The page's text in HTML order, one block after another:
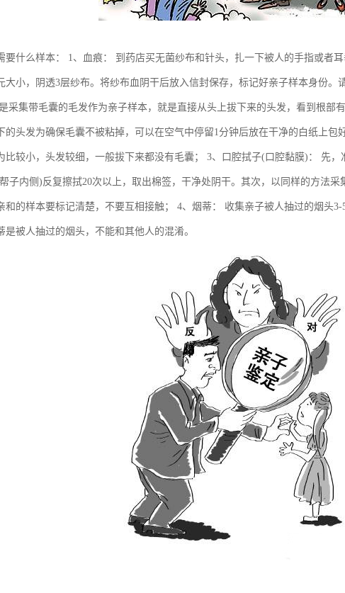
要什么样本： 1、血痕： 到药店买无菌纱布和针头，扎一下被人的手指或者
大小，阴透3层纱布。将纱布血阴干后放入信封保存，标记好亲子样本身份。
采集带毛囊的毛发作为亲子样本，就是直接从头上拔下来的头发，看到根部
的头发为确保毛囊不被粘掉，可以在空气中停留1分钟后放在干净的白纸上包
比较小，头发较细，一般拔下来都没有毛囊； 3、口腔拭子(口腔黏膜)： 先
子内侧)反复擦拭20次以上，取出棉签，干净处阴干。其次，以同样的方法
和的样本要标记清楚，不要互相接触； 4、烟蒂： 收集亲子被人抽过的烟头
是被人抽过的烟头，不能和其他人的混淆。